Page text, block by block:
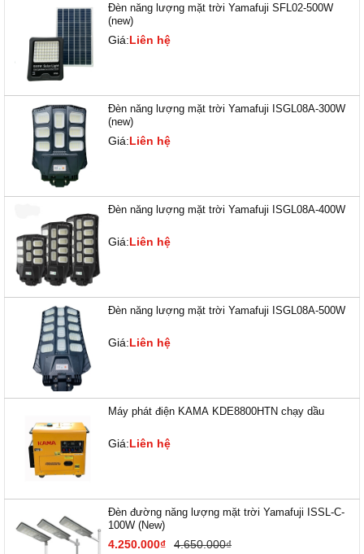
Đèn năng lượng mặt trời Yamafuji SFL02-500W
(new)
Giá:Liên hệ
Đèn năng lượng mặt trời Yamafuji ISGL08A-300W
(new)
Giá:Liên hệ
Đèn năng lượng mặt trời Yamafuji ISGL08A-400W
Giá:Liên hệ
Đèn năng lượng mặt trời Yamafuji ISGL08A-500W
Giá:Liên hệ
Máy phát điện KAMA KDE8800HTN chạy dầu
Giá:Liên hệ
Đèn đường năng lượng mặt trời Yamafuji ISSL-C-
100W (New)
4.250.000₫ 4.650.000₫